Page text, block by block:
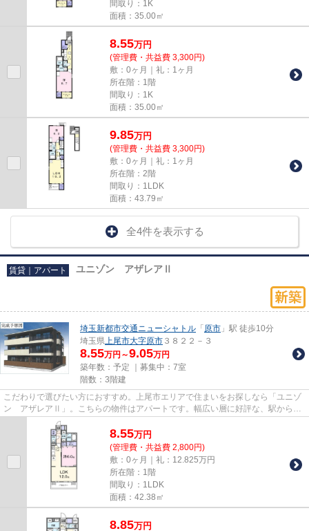
間取り：1K
面積：35.00㎡
8.55万円
(管理費・共益費 3,300円)
敷：0ヶ月｜礼：1ヶ月
所在階：1階
間取り：1K
面積：35.00㎡
9.85万円
(管理費・共益費 3,300円)
敷：0ヶ月｜礼：1ヶ月
所在階：2階
間取り：1LDK
面積：43.79㎡
全4件を表示する
賃貸｜アパート ユニゾン アザレアⅡ
埼玉新都市交通ニューシャトル 「 原市 」駅 徒歩10分
埼玉県上尾市大字原市 ３８２２－３
8.55万円～9.05万円
築年数：予定 ｜募集中： 7室
階数：3階建
こだわりで選びたい方におすすめ。上尾市エリアで住まいをお探しなら「ユニゾ
ン アザレアⅡ」。こちらの物件はアパートです。幅広い層に好評な、駅から徒
歩10分に立地する物件です。快...
8.55万円
(管理費・共益費 2,800円)
敷：0ヶ月｜礼：12.825万円
所在階：1階
間取り：1LDK
面積：42.38㎡
8.85万円